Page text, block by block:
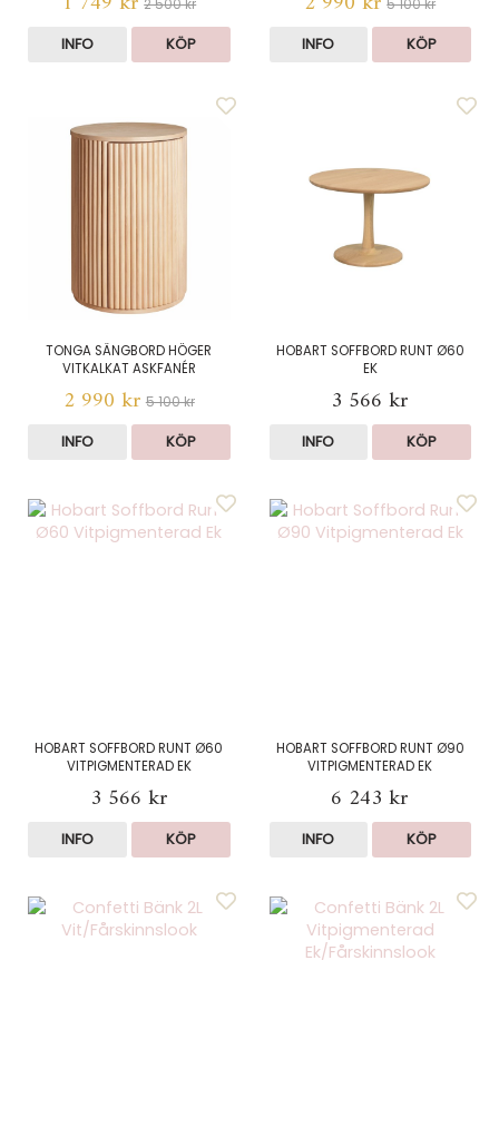
2 500 kr
INFO KÖP
5 100 kr
INFO KÖP
TONGA SÄNGBORD HÖGER
VITKALKAT ASKFANÉR
2 990 kr 5 100 kr
INFO KÖP
HOBART SOFFBORD RUNT Ø60
EK
3 566 kr
INFO KÖP
HOBART SOFFBORD RUNT Ø60
VITPIGMENTERAD EK
3 566 kr
INFO KÖP
HOBART SOFFBORD RUNT Ø90
VITPIGMENTERAD EK
6 243 kr
INFO KÖP